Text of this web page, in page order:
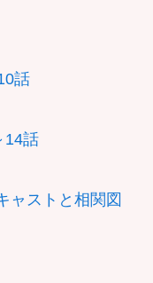
話
14話
ャストと相関図